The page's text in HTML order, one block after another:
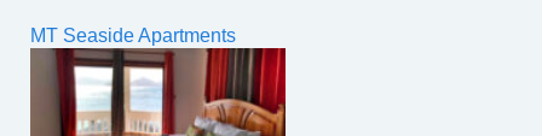
MT Seaside Apartments